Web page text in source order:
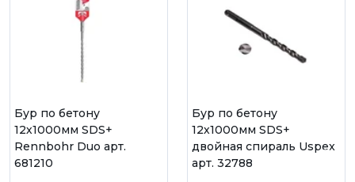
Бур по бетону
12х1000мм SDS+
Rennbohr Duo арт.
681210
Бур по бетону
12х1000мм SDS+
двойная спираль Uspex
арт. 32788